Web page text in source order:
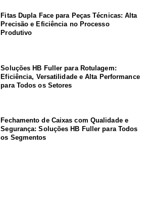
Fitas Dupla Face para Peças Técnicas: Alta
Precisão e Eficiência no Processo
Produtivo
Soluções HB Fuller para Rotulagem:
Eficiência, Versatilidade e Alta Performance
para Todos os Setores
Fechamento de Caixas com Qualidade e
Segurança: Soluções HB Fuller para Todos
os Segmentos